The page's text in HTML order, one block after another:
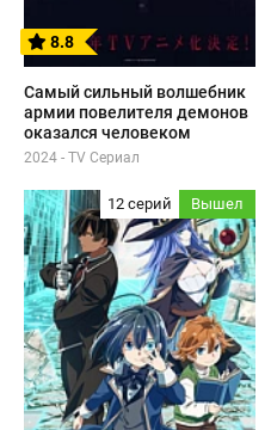
8.8
Самый сильный волшебник
армии повелителя демонов
оказался человеком
2024 - TV Сериал
12 серий Вышел